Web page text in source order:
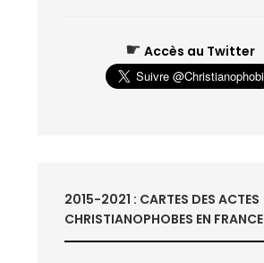
☛ Accès au Twitter
2015-2021 : CARTES DES ACTES
CHRISTIANOPHOBES EN FRANCE